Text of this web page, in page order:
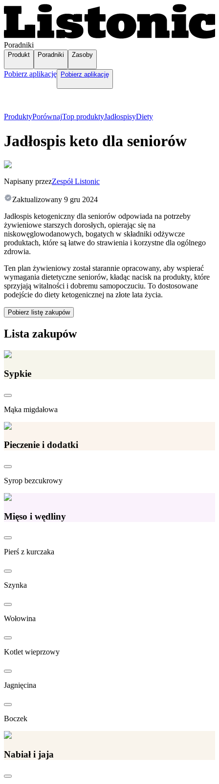
Poradniki
Produkt Poradniki Zasoby
Pobierz aplikację Pobierz aplikację
ProduktyPorównajTop produktyJadłospisyDiety
Jadłospis keto dla seniorów
Napisany przezZespół Listonic
Zaktualizowany 9 gru 2024
Jadłospis ketogeniczny dla seniorów odpowiada na potrzeby
żywieniowe starszych dorosłych, opierając się na
niskowęglowodanowych, bogatych w składniki odżywcze
produktach, które są łatwe do strawienia i korzystne dla ogólnego
zdrowia.
Ten plan żywieniowy został starannie opracowany, aby wspierać
wymagania dietetyczne seniorów, kładąc nacisk na produkty, które
sprzyjają witalności i dobremu samopoczuciu. To dostosowane
podejście do diety ketogenicznej na złote lata życia.
Pobierz listę zakupów
Lista zakupów
Sypkie
Mąka migdałowa
Pieczenie i dodatki
Syrop bezcukrowy
Mięso i wędliny
Pierś z kurczaka
Szynka
Wołowina
Kotlet wieprzowy
Jagnięcina
Boczek
Nabiał i jaja